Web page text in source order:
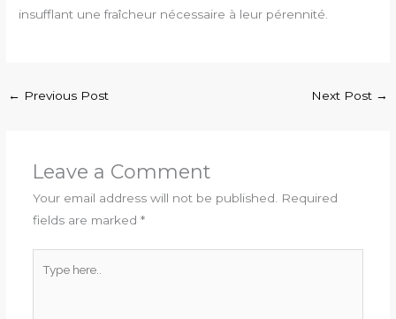
insufflant une fraîcheur nécessaire à leur pérennité.
← Previous Post Next Post →
Leave a Comment
Your email address will not be published.
Required
fields are marked *
here..